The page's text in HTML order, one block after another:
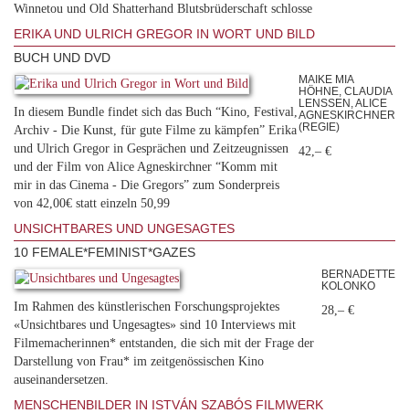
Winnetou und Old Shatterhand Blutsbrüderschaft schlosse
ERIKA UND ULRICH GREGOR IN WORT UND BILD
BUCH UND DVD
In diesem Bundle findet sich das Buch “Kino, Festival,
Archiv - Die Kunst, für gute Filme zu kämpfen” Erika
und Ulrich Gregor in Gesprächen und Zeitzeugnissen
und der Film von Alice Agneskirchner “Komm mit
mir in das Cinema - Die Gregors” zum Sonderpreis
von 42,00€ statt einzeln 50,99
MAIKE MIA
HÖHNE, CLAUDIA
LENSSEN, ALICE
AGNESKIRCHNER
(REGIE)
42,– €
UNSICHTBARES UND UNGESAGTES
10 FEMALE*FEMINIST*GAZES
Im Rahmen des künstlerischen Forschungsprojektes
«Unsichtbares und Ungesagtes» sind 10 Interviews mit
Filmemacherinnen* entstanden, die sich mit der Frage der
Darstellung von Frau* im zeitgenössischen Kino
auseinandersetzen.
BERNADETTE
KOLONKO
28,– €
MENSCHENBILDER IN ISTVÁN SZABÓS FILMWERK